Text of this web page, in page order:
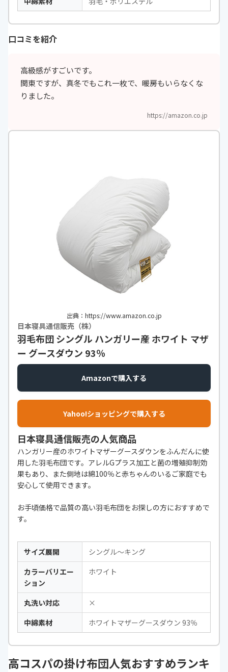
口コミを紹介
高級感がすごいです。
関東ですが、真冬でもこれ一枚で、暖房もいらなくな
りました。
https://amazon.co.jp
出典：https://www.amazon.co.jp
日本寝具通信販売（株）
羽毛布団 シングル ハンガリー産 ホワイト マザ
ー グースダウン 93％
Amazonで購入する
Yahoo!ショッピングで購入する
日本寝具通信販売の人気商品
ハンガリー産のホワイトマザーグースダウンをふんだんに使
用した羽毛布団です。アレルGプラス加工と菌の増殖抑制効
果もあり、また側地は綿100％と赤ちゃんのいるご家庭でも
安心して使用できます。
お手頃価格で品質の高い羽毛布団をお探しの方におすすめで
す。
サイズ展開
シングル〜キング
カラーバリエー
ション
ホワイト
丸洗い対応
×
中綿素材
ホワイトマザーグースダウン 93％
高コスパの掛け布団人気おすすめランキ